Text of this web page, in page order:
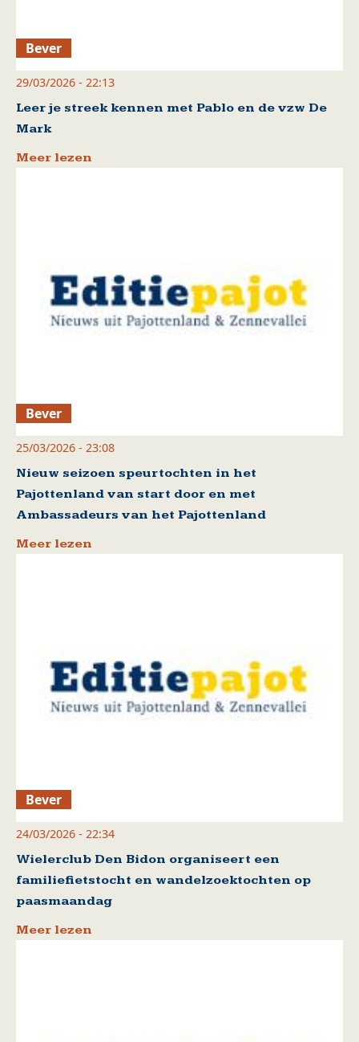
Bever
29/03/2026 - 22:13
Leer je streek kennen met Pablo en de vzw De
Mark
Meer lezen
Bever
25/03/2026 - 23:08
Nieuw seizoen speurtochten in het
Pajottenland van start door en met
Ambassadeurs van het Pajottenland
Meer lezen
Bever
24/03/2026 - 22:34
Wielerclub Den Bidon organiseert een
familiefietstocht en wandelzoektochten op
paasmaandag
Meer lezen